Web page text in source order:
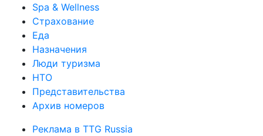
Spa & Wellness
Страхование
Еда
Назначения
Люди туризма
НТО
Представительства
Архив номеров
Реклама в TTG Russia